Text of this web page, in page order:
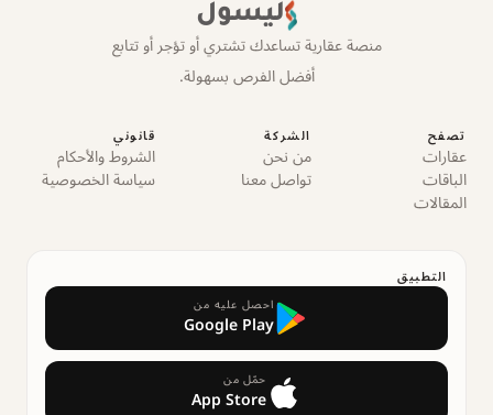
ليسول
منصة عقارية تساعدك تشتري أو تؤجر أو تتابع
أفضل الفرص بسهولة.
تصفح
عقارات
الباقات
المقالات
الشركة
من نحن
تواصل معنا
قانوني
الشروط والأحكام
سياسة الخصوصية
التطبيق
احصل عليه من
Google Play
حمّل من
App Store